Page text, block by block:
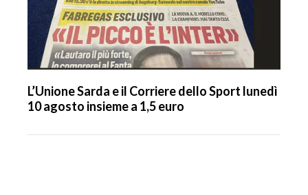
L’Unione Sarda e il Corriere dello Sport lunedì
10 agosto insieme a 1,5 euro